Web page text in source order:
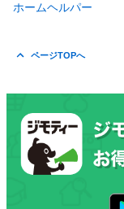
ホームヘルパー
ページTOPへ